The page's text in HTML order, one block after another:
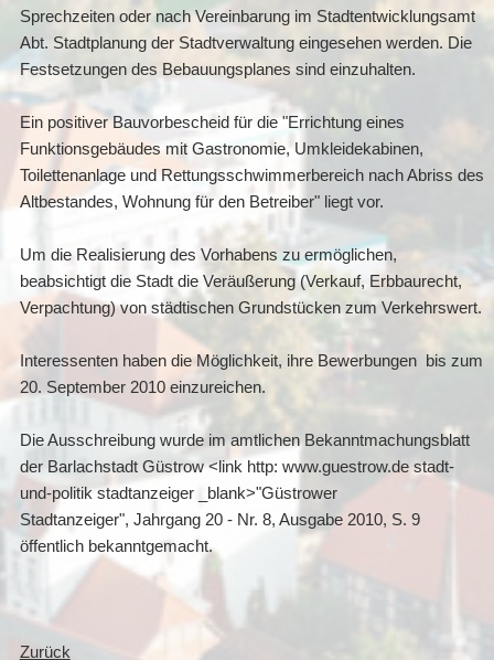
Sprechzeiten oder nach Vereinbarung im Stadtentwicklungsamt
Abt. Stadtplanung der Stadtverwaltung eingesehen werden. Die
Festsetzungen des Bebauungsplanes sind einzuhalten.
Ein positiver Bauvorbescheid für die "Errichtung eines
Funktionsgebäudes mit Gastronomie, Umkleidekabinen,
Toilettenanlage und Rettungsschwimmerbereich nach Abriss des
Altbestandes, Wohnung für den Betreiber" liegt vor.
Um die Realisierung des Vorhabens zu ermöglichen,
beabsichtigt die Stadt die Veräußerung (Verkauf, Erbbaurecht,
Verpachtung) von städtischen Grundstücken zum Verkehrswert.
Interessenten haben die Möglichkeit, ihre Bewerbungen bis zum
20. September 2010 einzureichen.
Die Ausschreibung wurde im amtlichen Bekanntmachungsblatt
der Barlachstadt Güstrow <link http: www.guestrow.de stadt-
und-politik stadtanzeiger _blank>"Güstrower
Stadtanzeiger", Jahrgang 20 - Nr. 8, Ausgabe 2010, S. 9
öffentlich bekanntgemacht.
Zurück